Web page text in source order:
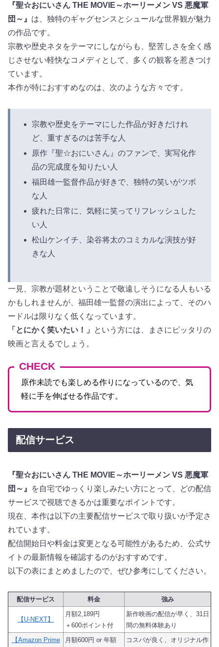
『聖☆おにいさん THE MOVIE～ホーリーメン VS 悪魔軍
団～』 は、独特のギャグセンスとシュールな世界観が魅力
の作品です。
宗教や歴史ネタをテーマにしながらも、堅苦しさを全く感
じさせない軽快なコメディとして、多くの観客を惹きつけ
ています。
本作が特におすすめなのは、次のような方々です。
宗教や歴史をテーマにした作品が好きだけれ
ど、重すぎるのは苦手な人
原作『聖☆おにいさん』のファンで、実写化作
品の完成度を知りたい人
福田雄一監督作品が好きで、独特の笑いがツボ
な人
疲れた日常に、気軽に笑ってリフレッシュした
い人
松山ケンイチ、染谷将太のコミカルな演技が好
きな人
一見、宗教が題材ということで敬遠しそうになる人もいる
かもしれませんが、福田雄一監督の演出によって、そのハ
ードルは限りなく低くなっています。
「とにかく笑いたい！」
という方には、まさにピッタリの
映画と言えるでしょう。
CHECK
原作未読でも楽しめる作りになっているので、気
軽に手を伸ばせる作品です。
配信サービス
『聖☆おにいさん THE MOVIE～ホーリーメン VS 悪魔軍
団～』
を自宅でゆっくり楽しみたい方にとって、どの配信
サービスで視聴できるかは重要なポイントです。
現在、本作は以下の主要配信サービスで取り扱いが予定さ
れています。
配信開始日や料金は変更となる可能性があるため、公式サ
イトの最新情報を確認するのがおすすめです。
以下の表にまとめましたので、ぜひ参考にしてください。
配信サービス 料金 強み
【U-NEXT】
月額2,189円
＋600ポイント付
新作映画の配信が早く、31日
間の無料体験あり
【Amazon Prime
月額600円 or 年額 コスパが良く、オリジナル作